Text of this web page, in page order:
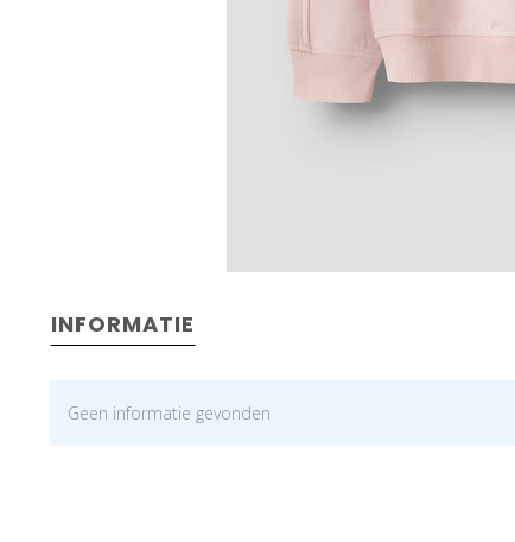
INFORMATIE
Geen informatie gevonden